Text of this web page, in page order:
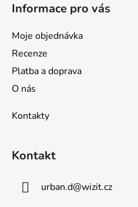
Informace pro vás
Moje objednávka
Recenze
Platba a doprava
O nás
Kontakty
Kontakt
urban.d@wizit.cz